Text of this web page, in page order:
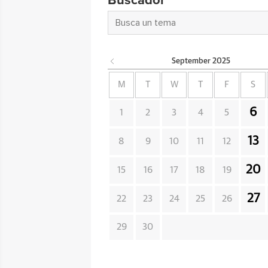
September 2025
M W F S
1 2 3 4 5 6
8 9 10 11 12 13
15 16 17 18 19 20
22 23 24 25 26 27
29 30